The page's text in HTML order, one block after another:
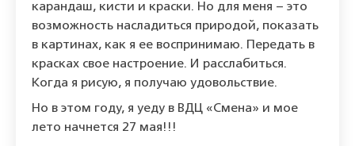
карандаш, кисти и краски. Но для меня – это
возможность насладиться природой, показать
в картинах, как я ее воспринимаю. Передать в
красках свое настроение. И расслабиться.
Когда я рисую, я получаю удовольствие.
Но в этом году, я уеду в ВДЦ «Смена» и мое
лето начнется 27 мая!!!